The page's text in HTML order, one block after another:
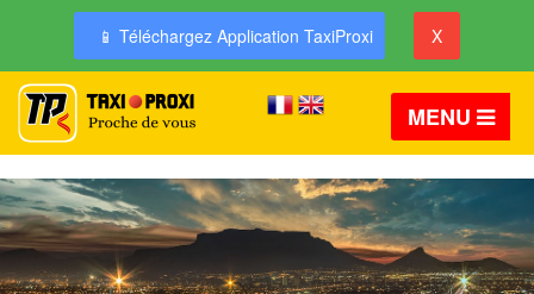
📱 Téléchargez Application TaxiProxi X
MENU